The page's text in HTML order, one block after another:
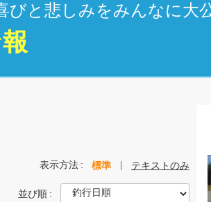
と悲しみをみんなに大
表示方法 標準 テキストのみ
並び順